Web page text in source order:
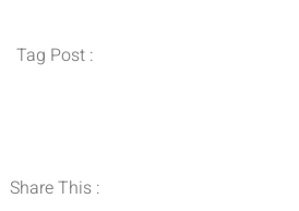
Tag Post :
Share This :